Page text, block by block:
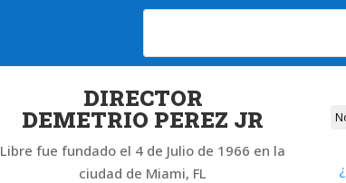
DIRECTOR
DEMETRIO PEREZ JR
Libre fue fundado el 4 de Julio de 1966 en la
ciudad de Miami, FL